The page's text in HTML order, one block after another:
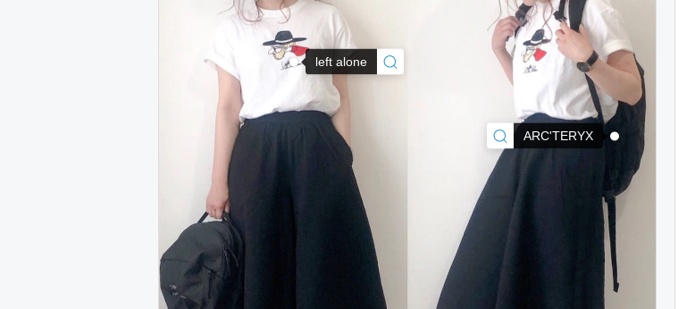
left alone
ARC'TERYX